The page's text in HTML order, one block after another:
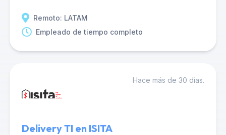
Remoto: LATAM
Empleado de tiempo completo
Hace más de 30 días.
Delivery TI en ISITA